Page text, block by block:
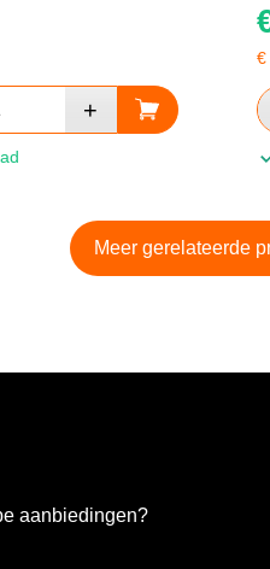
€
Meer gerelateerde
aanbiedingen?